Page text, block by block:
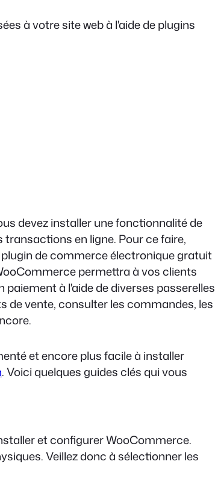
à votre site web à l'aide de plugins
devez installer une fonctionnalité de
en ligne. Pour ce faire,
de commerce électronique gratuit
permettra à vos clients
à l'aide de diverses passerelles
de vente, consulter les commandes, les
et encore plus facile à installer
. Voici quelques guides clés qui vous
et configurer WooCommerce.
Veillez donc à sélectionner les